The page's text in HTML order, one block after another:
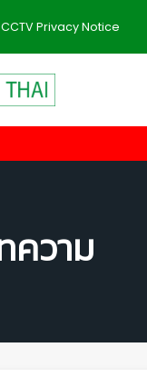
CCTV Privacy Notice
ความ